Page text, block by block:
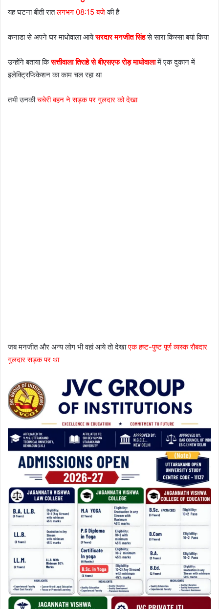
यह घटना बीती रातलगभग 08:15 बजेकी है
कनाडा से अपने घर माधोवाला आयेसरदार मनजीत सिंहसे सारा किस्सा बयां किया
उन्होंने बताया किसत्तीवाला तिराहे से बीएसएफ रोड़ माधोवाला में एक दुकान में
इलेक्ट्रिफिकेशन का काम चल रहा था
तभी उनकीचचेरी बहन ने सड़क पर गुलदार को देखा
जब मनजीत और अन्य लोग भी वहां आये तो देखाएक हष्ट-पुष्ट पूर्ण व्यस्क रौबदार
गुलदार सड़क पर था